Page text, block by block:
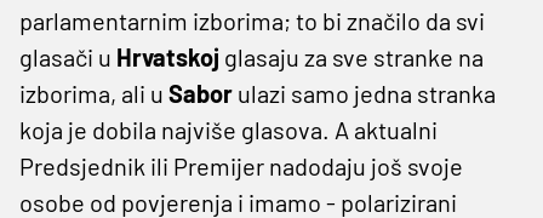
parlamentarnim izborima; to bi značilo da svi
glasači u Hrvatskoj glasaju za sve stranke na
izborima, ali u Sabor ulazi samo jedna stranka
koja je dobila najviše glasova. A aktualni
Predsjednik ili Premijer nadodaju još svoje
osobe od povjerenja i imamo - polarizirani